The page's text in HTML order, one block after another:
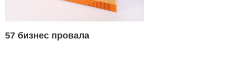
57 бизнес провала